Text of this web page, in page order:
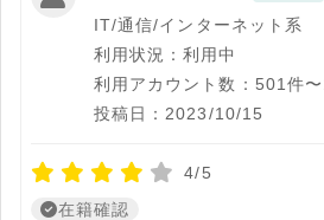
IT/通信/インターネット系
利用状況：利用中
利用アカウント数：501件
投稿日：2023/10/15
4/5
在籍確認